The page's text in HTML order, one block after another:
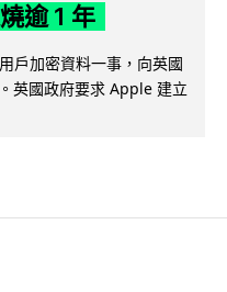
逾 1 年
戶加密資料一事，向英國
英國政府要求 Apple 建立